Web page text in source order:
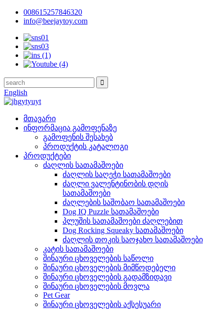
008615257846320
info@beejaytoy.com
English
მთავარი
ინფორმაცია გამოფენაზე
გამოფენის შესახებ
პროდუქტის კატალოგი
პროდუქტები
ძაღლის სათამაშოები
ძაღლის საღეჭი სათამაშოები
ძაღლი ვალენტინობის დღის
სათამაშოები
ძაღლების საშობაო სათამაშოები
Dog IQ Puzzle სათამაშოები
პლუშის სათამაშოები ძაღლებით
Dog Rocking Squeaky სათამაშოები
ძაღლის თოკის საოჯახო სათამაშოები
კატის სათამაშოები
შინაური ცხოველების საწოლი
შინაური ცხოველების მიმწოდებელი
შინაური ცხოველების გადამზიდავი
შინაური ცხოველების მოვლა
Pet Gear
შინაური ცხოველების აქსესუარი